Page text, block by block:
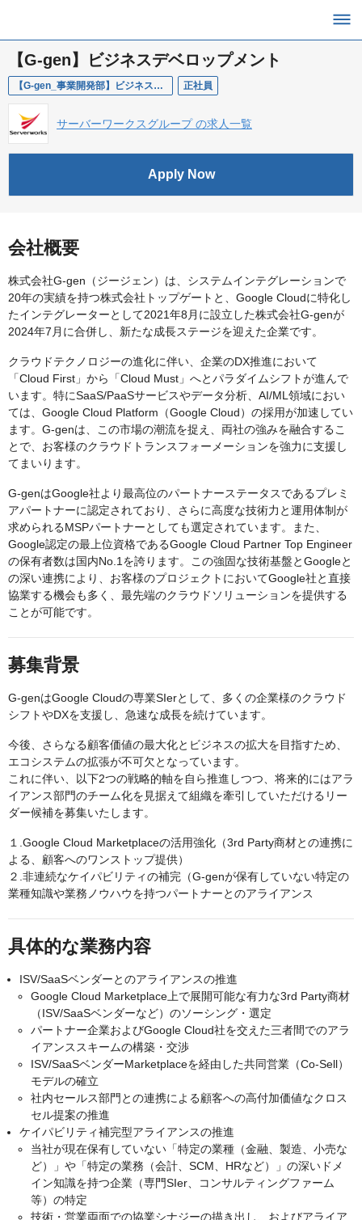
【G-gen】ビジネスデベロップメント
【G-gen_事業開発部】ビジネスデベロップメント 正社員
サーバーワークスグループ の求人一覧
Apply Now
会社概要
株式会社G-gen（ジージェン）は、システムインテグレーションで
20年の実績を持つ株式会社トップゲートと、Google Cloudに特化し
たインテグレーターとして2021年8月に設立した株式会社G-genが
2024年7月に合併し、新たな成長ステージを迎えた企業です。
クラウドテクノロジーの進化に伴い、企業のDX推進において
「Cloud First」から「Cloud Must」へとパラダイムシフトが進んで
います。特にSaaS/PaaSサービスやデータ分析、AI/ML領域におい
ては、Google Cloud Platform（Google Cloud）の採用が加速してい
ます。G-genは、この市場の潮流を捉え、両社の強みを融合するこ
とで、お客様のクラウドトランスフォーメーションを強力に支援し
てまいります。
G-genはGoogle社より最高位のパートナーステータスであるプレミ
アパートナーに認定されており、さらに高度な技術力と運用体制が
求められるMSPパートナーとしても選定されています。また、
Google認定の最上位資格であるGoogle Cloud Partner Top Engineer
の保有者数は国内No.1を誇ります。この強固な技術基盤とGoogleと
の深い連携により、お客様のプロジェクトにおいてGoogle社と直接
協業する機会も多く、最先端のクラウドソリューションを提供する
ことが可能です。
募集背景
G-genはGoogle Cloudの専業SIerとして、多くの企業様のクラウド
シフトやDXを支援し、急速な成長を続けています。
今後、さらなる顧客価値の最大化とビジネスの拡大を目指すため、
エコシステムの拡張が不可欠となっています。
これに伴い、以下2つの戦略的軸を自ら推進しつつ、将来的にはアラ
イアンス部門のチーム化を見据えて組織を牽引していただけるリー
ダー候補を募集いたします。
１.Google Cloud Marketplaceの活用強化（3rd Party商材との連携に
よる、顧客へのワンストップ提供）
２.非連続なケイパビリティの補完（G-genが保有していない特定の
業種知識や業務ノウハウを持つパートナーとのアライアンス
具体的な業務内容
ISV/SaaSベンダーとのアライアンスの推進
Google Cloud Marketplace上で展開可能な有力な3rd Party商材
（ISV/SaaSベンダーなど）のソーシング・選定
パートナー企業およびGoogle Cloud社を交えた三者間でのアラ
イアンススキームの構築・交渉
ISV/SaaSベンダーMarketplaceを経由した共同営業（Co-Sell）
モデルの確立
社内セールス部門との連携による顧客への高付加価値なクロス
セル提案の推進
ケイパビリティ補完型アライアンスの推進
当社が現在保有していない「特定の業種（金融、製造、小売な
ど）」や「特定の業務（会計、SCM、HRなど）」の深いドメ
イン知識を持つ企業（専門SIer、コンサルティングファーム
等）の特定
技術・営業両面での協業シナジーの描き出し、およびアライア